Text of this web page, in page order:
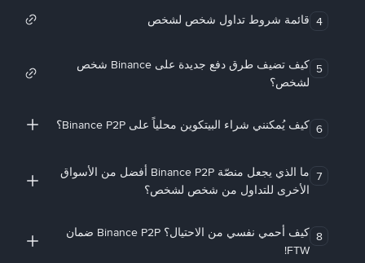
4 قائمة شروط تداول شخص لشخص
5
كيف تضيف طرق دفع جديدة على Binance شخص
لشخص؟
6 كيف يُمكنني شراء البيتكوين محلياً على Binance P2P؟
7
ما الذي يجعل منصّة Binance P2P أفضل من الأسواق
الأخرى للتداول من شخص لشخص؟
8
كيف أحمي نفسي من الاحتيال؟ Binance P2P ضمان
FTW!